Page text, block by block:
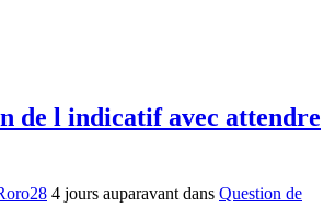
de l indicatif avec attendre
4 jours auparavant dans Question de